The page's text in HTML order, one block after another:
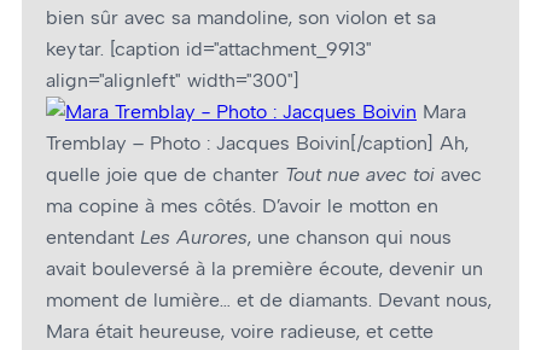
bien sûr avec sa mandoline, son violon et sa
keytar. [caption id="attachment_9913"
align="alignleft" width="300"]
Mara
Tremblay – Photo : Jacques Boivin[/caption] Ah,
quelle joie que de chanter Tout nue avec toi avec
ma copine à mes côtés. D’avoir le motton en
entendant Les Aurores, une chanson qui nous
avait bouleversé à la première écoute, devenir un
moment de lumière… et de diamants. Devant nous,
Mara était heureuse, voire radieuse, et cette